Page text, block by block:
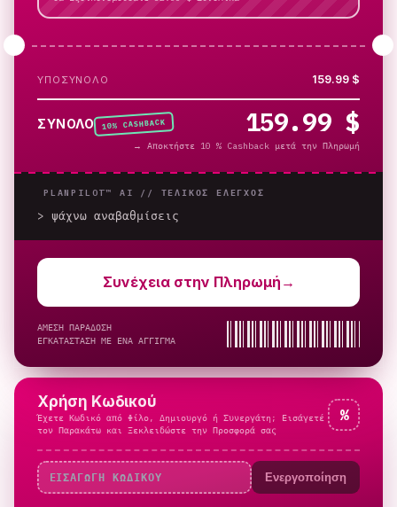
ΥΠΟΣΎΝΟΛΟ 159.99 $
ΣΎΝΟΛΟ 10% CASHBACK 159.99 $
→ Αποκτήστε 10 % Cashback μετά την Πληρωμή
PLANPILOT™ AI // ΤΕΛΙΚΌΣ ΈΛΕΓΧΟΣ
> ψάχνω αναβαθμίσεις
Συνέχεια στην Πληρωμή →
ΑΜΕΣΗ ΠΑΡΑΔΟΣΗ
ΕΓΚΑΤΑΣΤΑΣΗ ΜΕ ΕΝΑ ΑΓΓΙΓΜΑ
Χρήση Κωδικού
Έχετε Κωδικό από Φίλο, Δημιουργό ή Συνεργάτη; Εισάγετέ
τον Παρακάτω και Ξεκλειδώστε την Προσφορά σας
%
Ενεργοποίηση